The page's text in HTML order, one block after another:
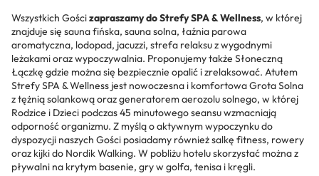
Wszystkich Gościzapraszamy do Strefy SPA & Wellness, w której
znajduje się sauna fińska, sauna solna, łaźnia parowa
aromatyczna, lodopad, jacuzzi, strefa relaksu z wygodnymi
leżakami oraz wypoczywalnia. Proponujemy także Słoneczną
Łączkę gdzie można się bezpiecznie opalić i zrelaksować. Atutem
Strefy SPA & Wellness jest nowoczesna i komfortowa Grota Solna
z tężnią solankową oraz generatorem aerozolu solnego, w której
Rodzice i Dzieci podczas 45 minutowego seansu wzmacniają
odporność organizmu. Z myślą o aktywnym wypoczynku do
dyspozycji naszych Gości posiadamy również salkę fitness, rowery
oraz kijki do Nordik Walking. W pobliżu hotelu skorzystać można z
pływalni na krytym basenie, gry w golfa, tenisa i kręgli.